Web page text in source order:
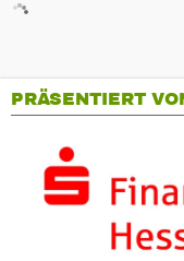
PRÄSENTIERT